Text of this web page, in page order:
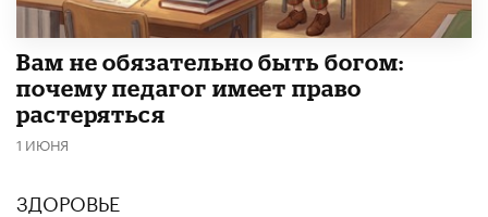
​Вам не обязательно быть богом:
почему педагог имеет право
растеряться
1 ИЮНЯ
ЗДОРОВЬЕ